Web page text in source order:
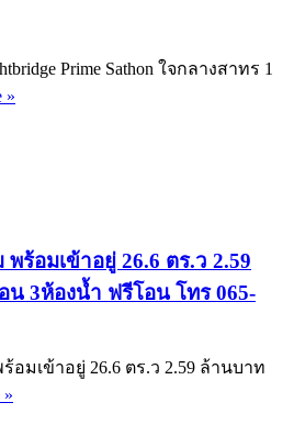
Prime Sathon ใจกลางสาทร 1
»
ร้อมเข้าอยู่ 26.6 ตร.ว 2.59
3ห้องน้ำ ฟรีโอน โทร 065-
มเข้าอยู่ 26.6 ตร.ว 2.59 ล้านบาท
»